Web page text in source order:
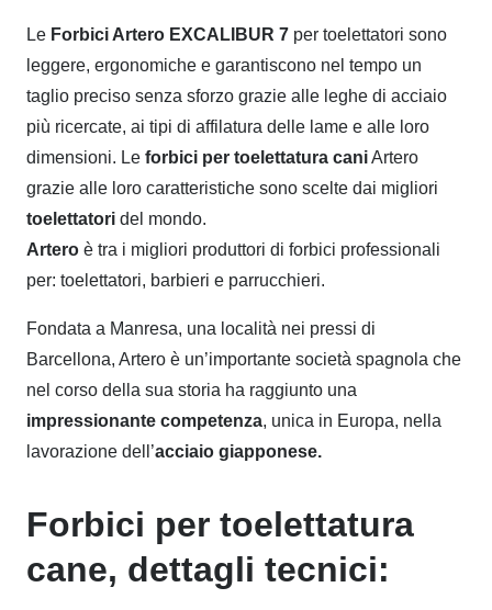
Le Forbici Artero EXCALIBUR 7 per toelettatori sono
leggere, ergonomiche e garantiscono nel tempo un
taglio preciso senza sforzo grazie alle leghe di acciaio
più ricercate, ai tipi di affilatura delle lame e alle loro
dimensioni. Le forbici per toelettatura caniArtero
grazie alle loro caratteristiche sono scelte dai migliori
toelettatori del mondo.
Artero è tra i migliori produttori di forbici professionali
per: toelettatori, barbieri e parrucchieri.
Fondata a Manresa, una località nei pressi di
Barcellona, Artero è un’importante società spagnola che
nel corso della sua storia ha raggiunto una
impressionante competenza, unica in Europa, nella
lavorazione dell’acciaio giapponese.
Forbici per toelettatura
cane, dettagli tecnici: